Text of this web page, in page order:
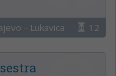
- Lukavica 12